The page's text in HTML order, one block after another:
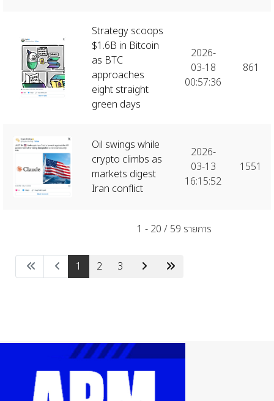
Strategy scoops
$1.6B in Bitcoin
as BTC
approaches
eight straight
green days
2026-
03-18
00:57:36
861
Oil swings while
crypto climbs as
markets digest
Iran conflict
2026-
03-13
16:15:52
1551
1 - 20 / 59 รายการ
1 2 3